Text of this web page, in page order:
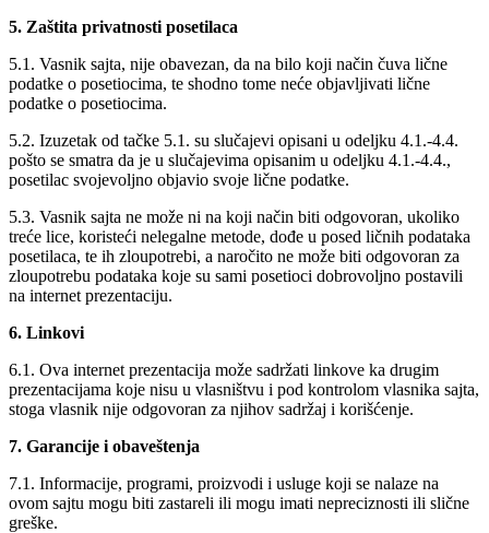
5. Zaštita privatnosti posetilaca
5.1. Vasnik sajta, nije obavezan, da na bilo koji način čuva lične
podatke o posetiocima, te shodno tome neće objavljivati lične
podatke o posetiocima.
5.2. Izuzetak od tačke 5.1. su slučajevi opisani u odeljku 4.1.-4.4.
pošto se smatra da je u slučajevima opisanim u odeljku 4.1.-4.4.,
posetilac svojevoljno objavio svoje lične podatke.
5.3. Vasnik sajta ne može ni na koji način biti odgovoran, ukoliko
treće lice, koristeći nelegalne metode, dođe u posed ličnih podataka
posetilaca, te ih zloupotrebi, a naročito ne može biti odgovoran za
zloupotrebu podataka koje su sami posetioci dobrovoljno postavili
na internet prezentaciju.
6. Linkovi
6.1. Ova internet prezentacija može sadržati linkove ka drugim
prezentacijama koje nisu u vlasništvu i pod kontrolom vlasnika sajta,
stoga vlasnik nije odgovoran za njihov sadržaj i korišćenje.
7. Garancije i obaveštenja
7.1. Informacije, programi, proizvodi i usluge koji se nalaze na
ovom sajtu mogu biti zastareli ili mogu imati nepreciznosti ili slične
greške.